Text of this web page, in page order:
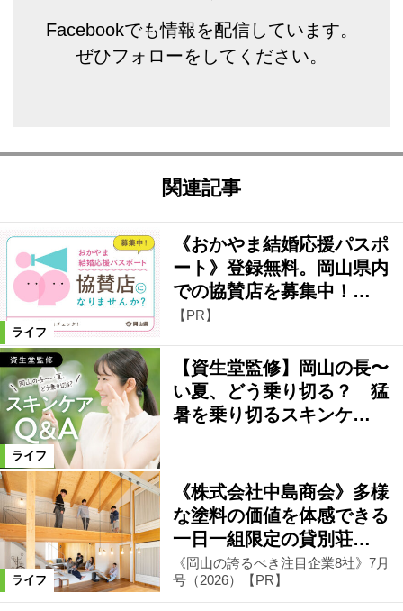
Facebookでも情報を配信しています。
ぜひフォローをしてください。
関連記事
ライフ
《おかやま結婚応援パスポ
ート》登録無料。岡山県内
での協賛店を募集中！…
【PR】
ライフ
【資生堂監修】岡山の長〜
い夏、どう乗り切る？ 猛
暑を乗り切るスキンケ…
ライフ
《株式会社中島商会》多様
な塗料の価値を体感できる
一日一組限定の貸別荘…
《岡山の誇るべき注目企業8社》7月
号（2026）【PR】